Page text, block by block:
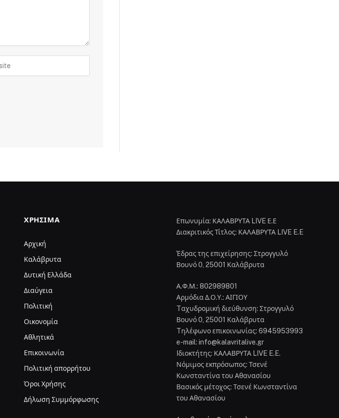
ΧΡΉΣΙΜΑ
Αρχική
Καλάβρυτα
Δυτική Ελλάδα
Διαύγεια
Πολιτική
Οικονομία
Αθλητικά
Επικοινωνία
Πολιτική απορρήτου
Όροι Χρήσης
Δήλωση Συμμόρφωσης
Επωνυμία: ΚΑΛΑΒΡΥΤΑ LIVE Ε.Ε
Διακριτικός Τίτλος: ΚΑΛΑΒΡΥΤΑ LIVE E.E
Έδρας της επιχείρησης: Στρογγυλό
Βουνό 0, 25001 Καλάβρυτα
Α.Φ.Μ.: 802989801
Αρμόδια Δ.Ο.Υ.: ΑΙΓΙΟΥ
Tαχυδρομική διεύθυνση: Στρογγυλό
Βουνό 0, 25001 Καλάβρυτα
Tηλέφωνο επικοινωνίας: 6945953993
e-mail: info@kalavritalive.gr
Iδιοκτήτης: ΚΑΛΑΒΡΥΤΑ LIVE E.E.
Νόμιμος εκπρόσωπος: Τσενέ
Κωνσταντίνα του Αθανασίου
Βασικός μέτοχος: Τσενέ Κωνσταντίνα
του Αθανασίου